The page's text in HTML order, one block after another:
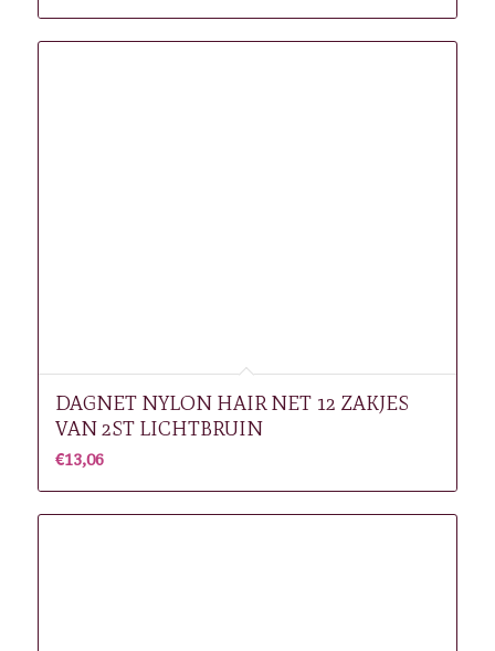
DAGNET NYLON HAIR NET 12 ZAKJES
VAN 2ST LICHTBRUIN
€13,06